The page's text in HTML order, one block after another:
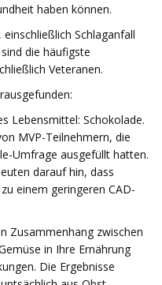
haben können.
Schlaganfall
die häufigste
Veteranen.
Lebensmittel: Schokolade.
MVP-Teilnehmern, die
Umfrage ausgefüllt hatten.
darauf hin, dass
einem geringeren CAD-
Zusammenhang zwischen
in Ihre Ernährung
Die Ergebnisse